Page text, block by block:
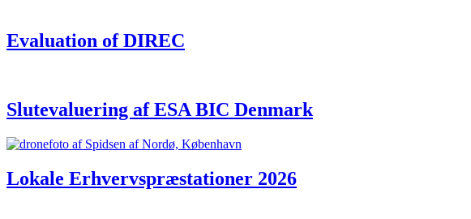
Evaluation of DIREC
Slutevaluering af ESA BIC Denmark
Lokale Erhvervspræstationer 2026